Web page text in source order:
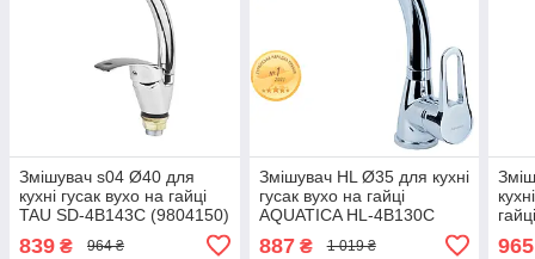
Змішувач s04 Ø40 для
кухні гусак вухо на гайці
TAU SD-4B143C (9804150)
839 ₴ 964 ₴
Змішувач HL Ø35 для кухні
гусак вухо на гайці
AQUATICA HL-4B130C
887₴ 1 019 ₴ 965